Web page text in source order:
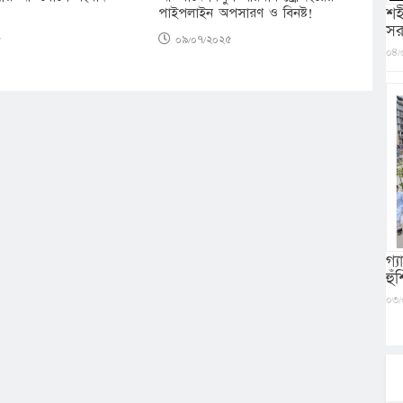
পাইপলাইন অপসারণ ও বিনষ্ট!
০৯/০৭/২০২৫